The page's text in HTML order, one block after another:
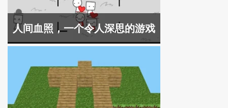
人间血照，一个令人深思的游戏